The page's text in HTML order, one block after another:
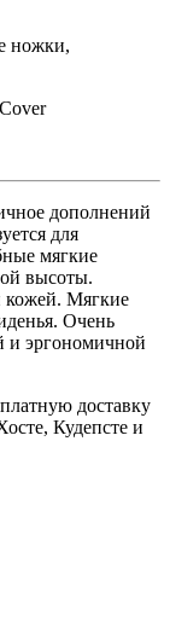
ножки,
дополнений
для
мягкие
высоты.
кожей. Мягкие
Очень
и эргономичной
доставку
Кудепсте и